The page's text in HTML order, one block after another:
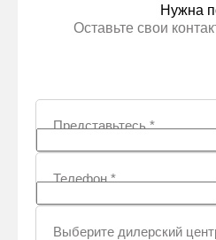
Нужна
Оставьте свои
Представьтесь*
Телефон*
Выберите дилерский